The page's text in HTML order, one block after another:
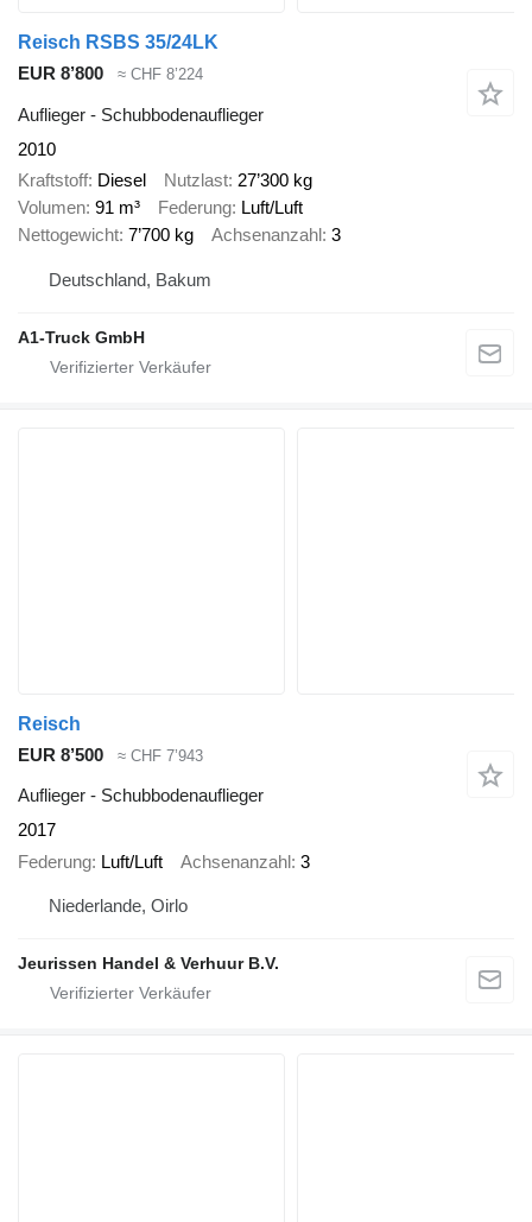
Reisch RSBS 35/24LK
EUR 8’800
≈ CHF 8’224
Auflieger - Schubbodenauflieger
2010
Kraftstoff Diesel Nutzlast 27’300 kg
Volumen 91 m³ Federung Luft/Luft
Nettogewicht 7’700 kg Achsenanzahl 3
Deutschland, Bakum
A1-Truck GmbH
Reisch
EUR 8’500
≈ CHF 7’943
Auflieger - Schubbodenauflieger
2017
Federung Luft/Luft Achsenanzahl 3
Niederlande, Oirlo
Jeurissen Handel & Verhuur B.V.